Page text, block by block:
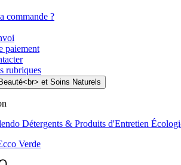
commande ?
paiement
rubriques
Détergents & Produits d'Entretien